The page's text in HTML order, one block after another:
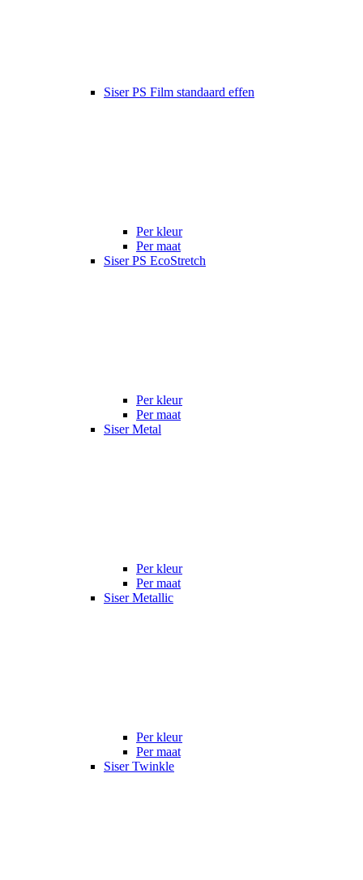
Siser PS Film standaard effen
Per kleur
Per maat
Siser PS EcoStretch
Per kleur
Per maat
Siser Metal
Per kleur
Per maat
Siser Metallic
Per kleur
Per maat
Siser Twinkle